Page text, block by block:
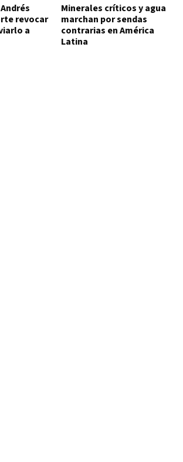
revocar
a
Minerales críticos y agua
marchan por sendas
contrarias en América
Latina